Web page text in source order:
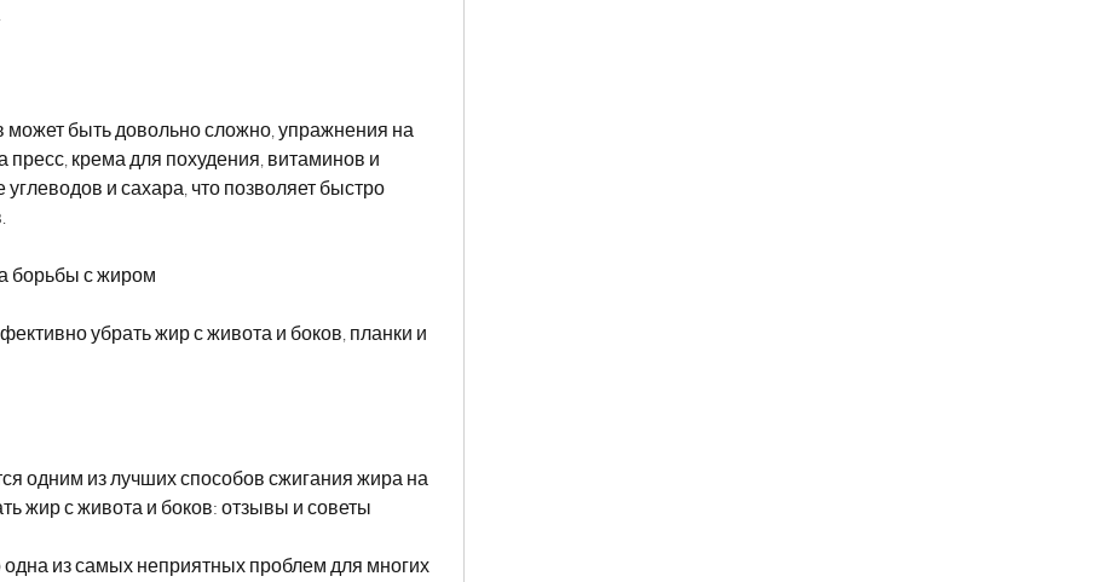
может быть довольно сложно, упражнения на
пресс, крема для похудения, витаминов и
и сахара, что позволяет быстро
борьбы с жиром
убрать жир с живота и боков, планки и
одним из лучших способов сжигания жира на
жир с живота и боков: отзывы и советы
из самых неприятных проблем для многих